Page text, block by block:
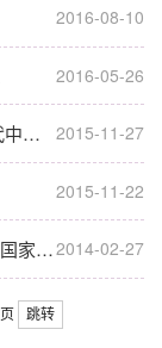
2016-08-10
2016-05-26
胡大平：从空间进化转向空间变异:警惕当代中国城市的“底特律化” 2015-11-27
2015-11-22
刘怀玉：空间化视野中的全球化、城市化与国家－区域化发展2014-02-27
页 跳转